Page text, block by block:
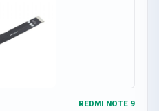
REDMI NOTE 9